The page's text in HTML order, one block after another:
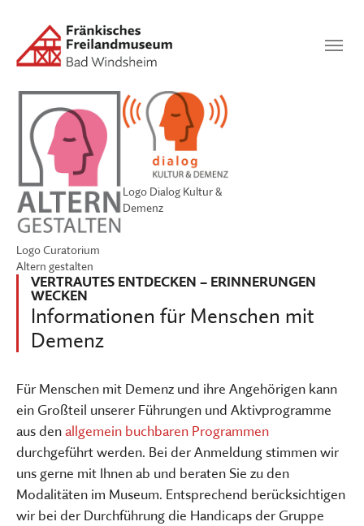
SUCHEN
Logo Curatorium
Altern gestalten
Logo Dialog Kultur &
Demenz
Informationen für Menschen mit
Demenz
VERTRAUTES ENTDECKEN – ERINNERUNGEN
WECKEN
Für Menschen mit Demenz und ihre Angehörigen kann
ein Großteil unserer Führungen und Aktivprogramme
aus denallgemein buchbaren Programmen
durchgeführt werden. Bei der Anmeldung stimmen wir
uns gerne mit Ihnen ab und beraten Sie zu den
Modalitäten im Museum. Entsprechend berücksichtigen
wir bei der Durchführung die Handicaps der Gruppe